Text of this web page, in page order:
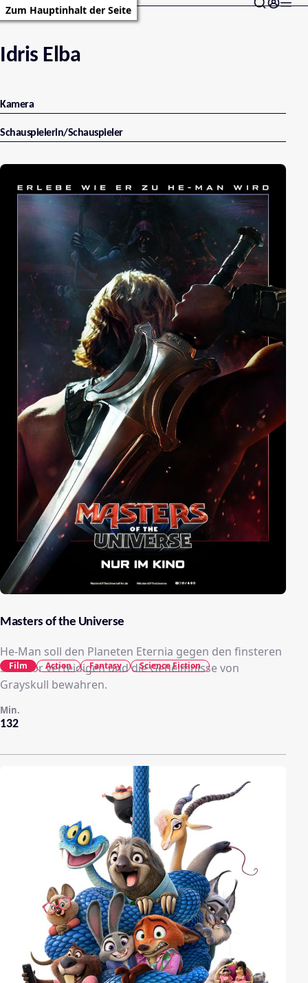
Zum Hauptinhalt der Seite
Idris Elba
Kamera
Schauspielerin/Schauspieler
Masters of the Universe
He-Man soll den Planeten Eternia gegen den finsteren
Skeletor verteidigen und die Geheimnisse von
Grayskull bewahren.
132
Min.
Film Action Fantasy Science Fiction